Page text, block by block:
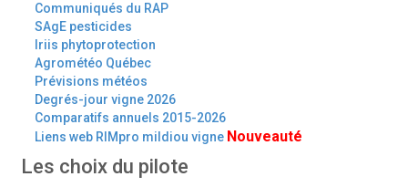
Communiqués du RAP
SAgE pesticides
Iriis phytoprotection
Agrométéo Québec
Prévisions météos
Degrés-jour vigne 2026
Comparatifs annuels 2015-2026
Liens web RIMpro mildiou vigne Nouveauté
Les choix du pilote